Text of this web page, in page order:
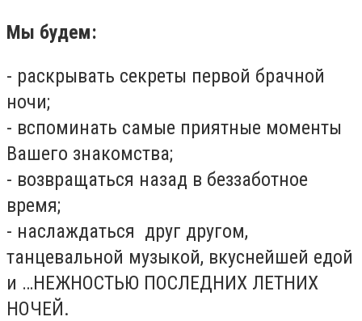
Мы будем:
- раскрывать секреты первой брачной
ночи;
- вспоминать самые приятные моменты
Вашего знакомства;
- возвращаться назад в беззаботное
время;
- наслаждаться друг другом,
танцевальной музыкой, вкуснейшей едой
и …НЕЖНОСТЬЮ ПОСЛЕДНИХ ЛЕТНИХ
НОЧЕЙ.